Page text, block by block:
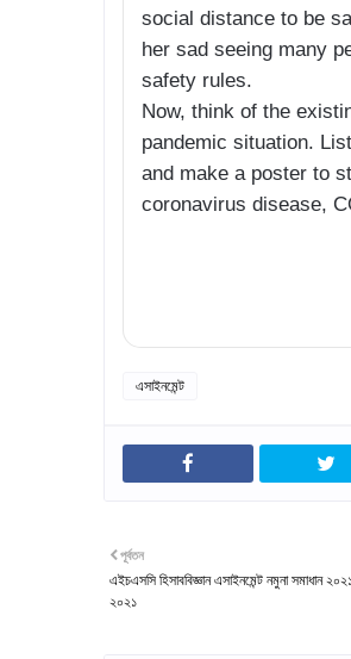
social distance to be
her sad seeing many
safety rules.
Now, think of the
pandemic situation.
and make a poster to
coronavirus disease,
এসাইনমেন্ট
পূর্বতন
এইচএসসি হিসাববিজ্ঞান এসাইনমেন্ট নমুনা সমাধান
২০২১